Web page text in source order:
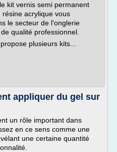
kit vernis semi permanent
acrylique vous
le secteur de l'onglerie
qualité professionnel.
plusieurs kits...
appliquer du gel sur
un rôle important dans
en ce sens comme une
une certaine quantité